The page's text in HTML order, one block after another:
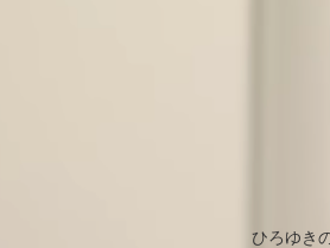
ひろゆき